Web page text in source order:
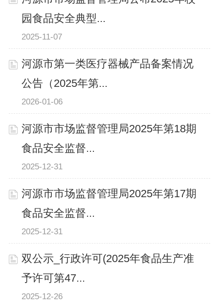
园食品安全典型...
2025-11-07
河源市第一类医疗器械产品备案情况
公告（2025年第...
2026-01-06
河源市市场监督管理局2025年第18期
食品安全监督...
2025-12-31
河源市市场监督管理局2025年第17期
食品安全监督...
2025-12-31
双公示_行政许可(2025年食品生产准
予许可第47...
2025-12-26